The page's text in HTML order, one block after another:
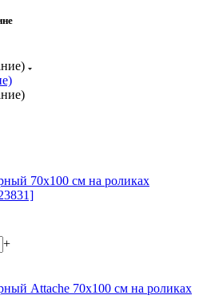
70х100 см на роликах
+
Attache 70х100 см на роликах